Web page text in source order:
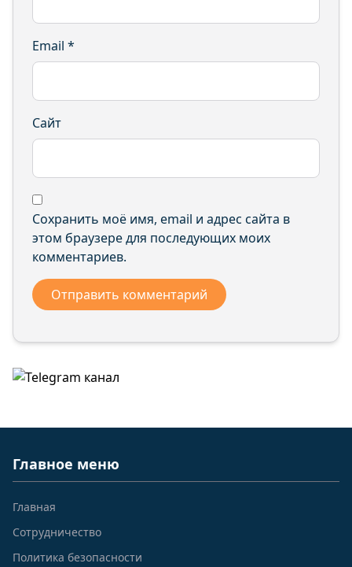
Email *
Сайт
Сохранить моё имя, email и адрес сайта в
этом браузере для последующих моих
комментариев.
Главное меню
Главная
Сотрудничество
Политика безопасности